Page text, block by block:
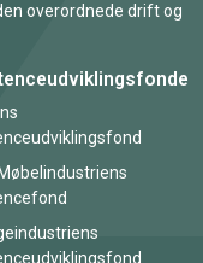
overordnede drift og